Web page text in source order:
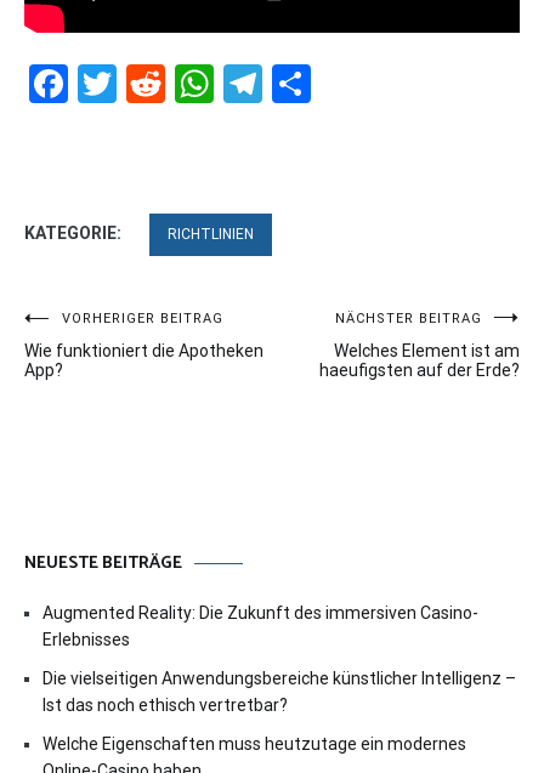
Facebook
Twitter
RedditWhatsApp
Telegram
KATEGORIE: RICHTLINIEN
Beitragsnavigation
VORHERIGER BEITRAG
Wie funktioniert die Apotheken
App?
NÄCHSTER BEITRAG
Welches Element ist am
haeufigsten auf der Erde?
NEUESTE BEITRÄGE
Augmented Reality: Die Zukunft des immersiven Casino-
Erlebnisses
Die vielseitigen Anwendungsbereiche künstlicher Intelligenz –
Ist das noch ethisch vertretbar?
Welche Eigenschaften muss heutzutage ein modernes